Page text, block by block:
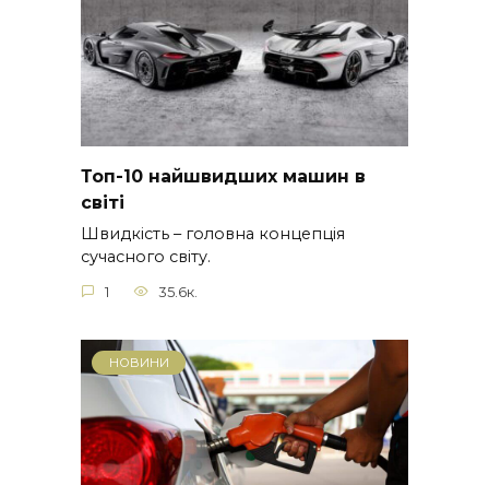
Топ-10 найшвидших машин в
світі
Швидкість – головна концепція
сучасного світу.
1 35.6к.
НОВИНИ